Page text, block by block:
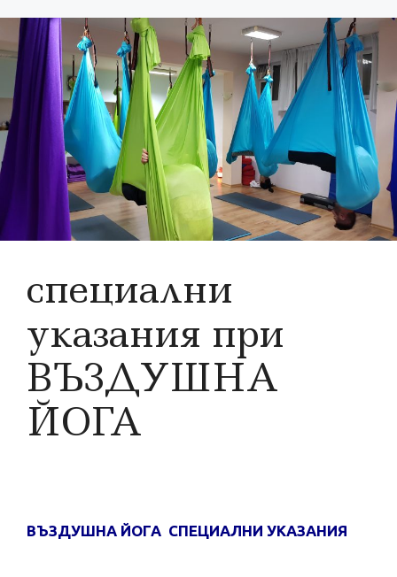
специални
указания при
ВЪЗДУШНА
ЙОГА
ВЪЗДУШНА ЙОГА СПЕЦИАЛНИ УКАЗАНИЯ